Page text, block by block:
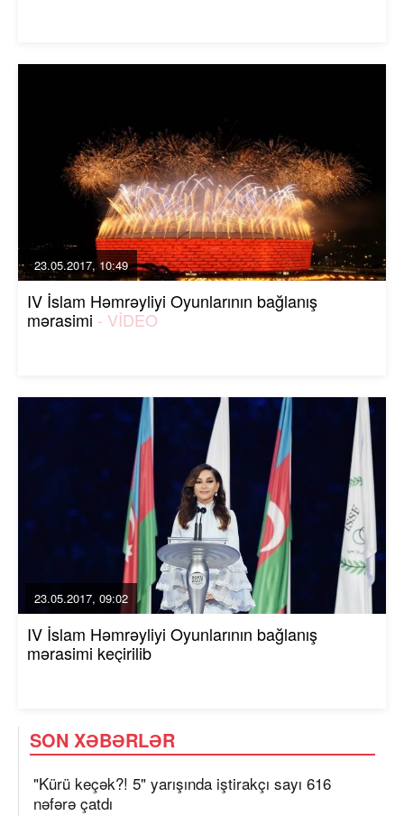
23.05.2017, 10:49
IV İslam Həmrəyliyi Oyunlarının bağlanış
mərasimi - VİDEO
23.05.2017, 09:02
IV İslam Həmrəyliyi Oyunlarının bağlanış
mərasimi keçirilib
SON XƏBƏRLƏR
"Kürü keçək?! 5" yarışında iştirakçı sayı 616
nəfərə çatdı